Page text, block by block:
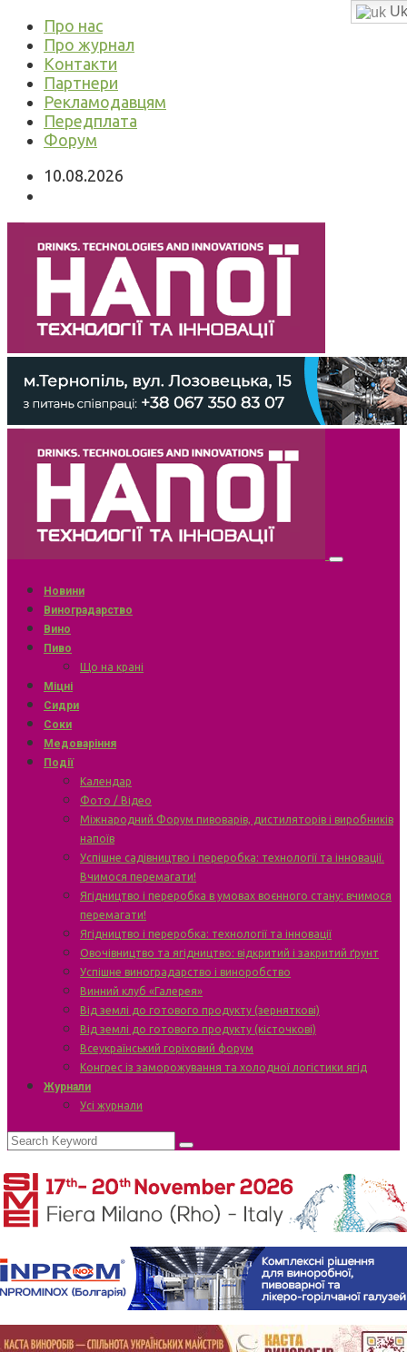
Про нас
Про журнал
Контакти
Партнери
Рекламодавцям
Передплата
Форум
10.08.2026
Новини
Виноградарство
Вино
Пиво
Що на крані
Міцні
Сидри
Соки
Медоваріння
Події
Календар
Фото / Відео
Міжнародний Форум пивоварів, дистиляторів і виробників
напоїв
Успішне садівництво і переробка: технології та інновації.
Вчимося перемагати!
Ягідництво і переробка в умовах воєнного стану: вчимося
перемагати!
Ягідництво і переробка: технології та інновації
Овочівництво та ягідництво: відкритий і закритий ґрунт
Успішне виноградарство і виноробство
Винний клуб «Галерея»
Від землі до готового продукту (зерняткові)
Від землі до готового продукту (кісточкові)
Всеукраїнський горіховий форум
Конгрес із заморожування та холодної логістики ягід
Журнали
Усі журнали